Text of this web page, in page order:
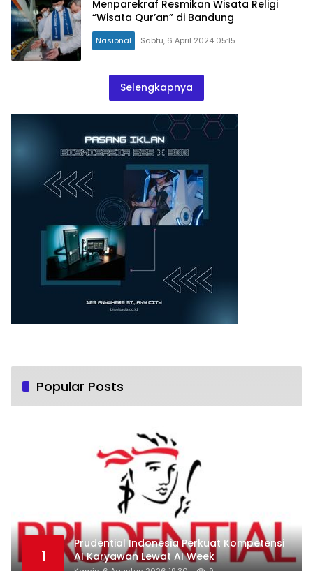
Menparekraf Resmikan Wisata Religi
“Wisata Qur’an” di Bandung
Nasional Sabtu, 6 April 2024 05:15
Selengkapnya
Popular Posts
1
Prudential Indonesia Perkuat Kompetensi
AI Karyawan Lewat AI Week